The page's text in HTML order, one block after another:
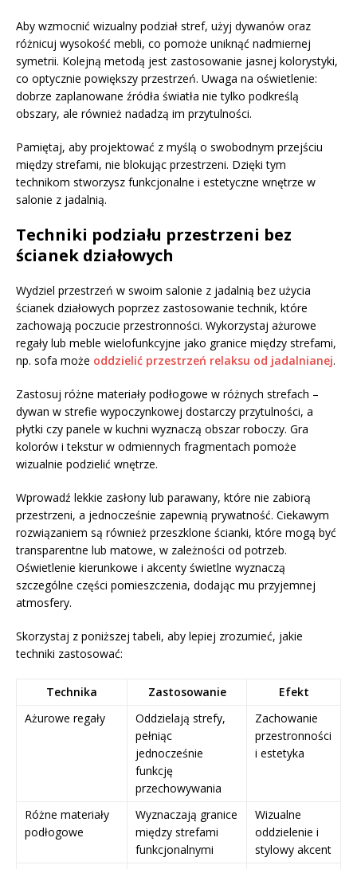
Aby wzmocnić wizualny podział stref, użyj dywanów oraz
różnicuj wysokość mebli, co pomoże uniknąć nadmiernej
symetrii. Kolejną metodą jest zastosowanie jasnej kolorystyki,
co optycznie powiększy przestrzeń. Uwaga na oświetlenie:
dobrze zaplanowane źródła światła nie tylko podkreślą
obszary, ale również nadadzą im przytulności.
Pamiętaj, aby projektować z myślą o swobodnym przejściu
między strefami, nie blokując przestrzeni. Dzięki tym
technikom stworzysz funkcjonalne i estetyczne wnętrze w
salonie z jadalnią.
Techniki podziału przestrzeni bez
ścianek działowych
Wydziel przestrzeń w swoim salonie z jadalnią bez użycia
ścianek działowych poprzez zastosowanie technik, które
zachowają poczucie przestronności. Wykorzystaj ażurowe
regały lub meble wielofunkcyjne jako granice między strefami,
np. sofa może oddzielić przestrzeń relaksu od jadalnianej.
Zastosuj różne materiały podłogowe w różnych strefach –
dywan w strefie wypoczynkowej dostarczy przytulności, a
płytki czy panele w kuchni wyznaczą obszar roboczy. Gra
kolorów i tekstur w odmiennych fragmentach pomoże
wizualnie podzielić wnętrze.
Wprowadź lekkie zasłony lub parawany, które nie zabiorą
przestrzeni, a jednocześnie zapewnią prywatność. Ciekawym
rozwiązaniem są również przeszklone ścianki, które mogą być
transparentne lub matowe, w zależności od potrzeb.
Oświetlenie kierunkowe i akcenty świetlne wyznaczą
szczególne części pomieszczenia, dodając mu przyjemnej
atmosfery.
Skorzystaj z poniższej tabeli, aby lepiej zrozumieć, jakie
techniki zastosować:
Technika Zastosowanie
Efekt
Ażurowe regały
Oddzielają strefy,
pełniąc
jednocześnie
funkcję
przechowywania
Zachowanie
przestronności
i estetyka
Różne materiały
podłogowe
Wyznaczają granice
między strefami
funkcjonalnymi
Wizualne
oddzielenie i
stylowy akcent